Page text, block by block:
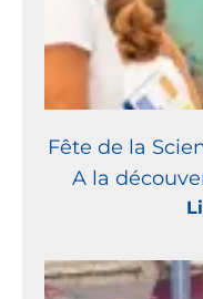
Fête de la
A la